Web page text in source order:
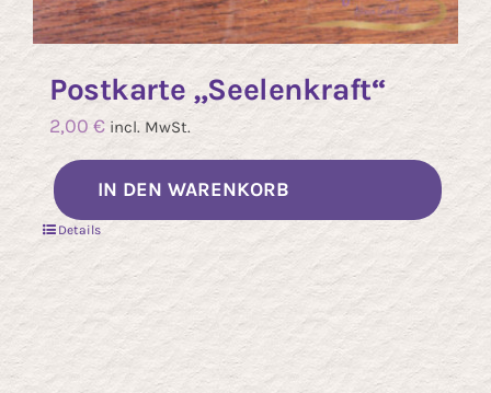
Postkarte „Seelenkraft“
2,00 € incl. MwSt.
IN DEN WARENKORB
Details